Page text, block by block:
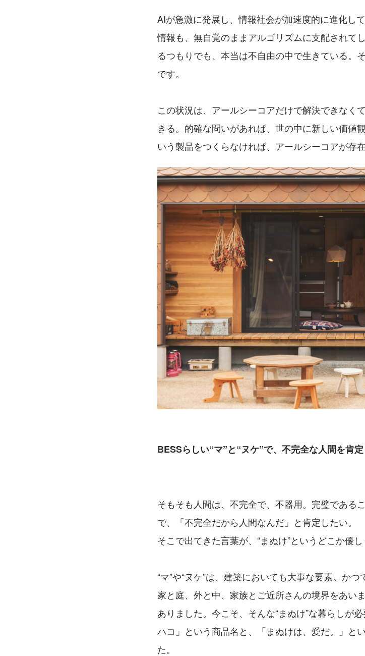
AIが急激に発展し、情報社会が加速度的に進化し
情報も、無自覚のままアルゴリズムに支配されて
るつもりでも、本当は不自由の中で生きている。
です。
この状況は、アールシーコアだけで解決できなく
きる。的確な問いがあれば、世の中に新しい価値
いう製品をつくらなければ、アールシーコアが存
BESSらしい“マ”と“ヌケ”で、不完全な人間を肯定
そもそも人間は、不完全で、不器用。完璧である
で、「不完全だから人間なんだ」と肯定したい。
そこで出てきた言葉が、“まぬけ”というどこか優
“マ”や“ヌケ”は、建築においても大事な要素。かつ
家と庭、外と中、家族とご近所さんの境界をあい
ありました。今こそ、そんな“まぬけ”な暮らしが
ハコ」という商品名と、「まぬけは、愛だ。」と
た。